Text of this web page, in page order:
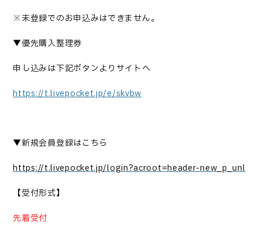
※未登録でのお申込みはできません。
▼優先購入整理券
申し込みは下記ボタンよりサイトへ
https://t.livepocket.jp/e/skvbw
▼新規会員登録はこちら
https://t.livepocket.jp/login?acroot=header-new_p_unl
【受付形式】
先着受付